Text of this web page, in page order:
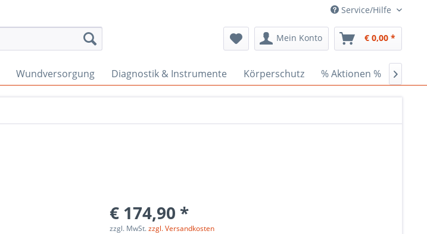
Service/Hilfe
Mein Konto € 0,00 *
Wundversorgung Diagnostik & Instrumente Körperschutz % Aktionen % 
€ 174,90 *
zzgl. MwSt.zzgl. Versandkosten